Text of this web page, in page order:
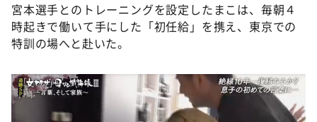
宮本選手とのトレーニングを設定したまこは、毎朝４
時起きで働いて手にした「初任給」を携え、東京での
特訓の場へと赴いた。